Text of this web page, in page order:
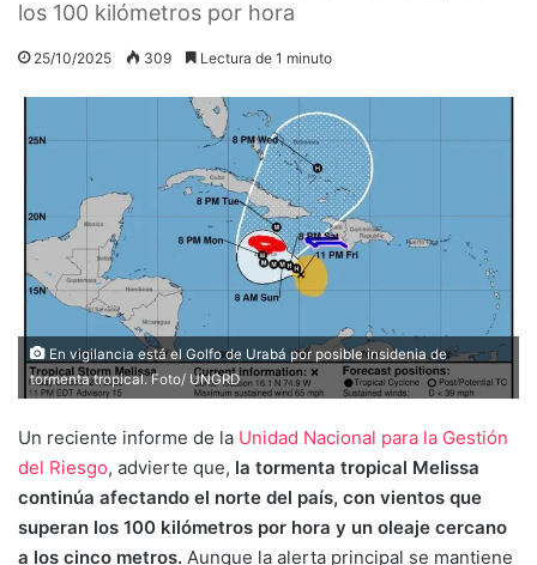
los 100 kilómetros por hora
25/10/2025 309 Lectura de 1 minuto
En vigilancia está el Golfo de Urabá por posible insidenia de
tormenta tropical. Foto/ UNGRD
Un reciente informe de la Unidad Nacional para la Gestión
del Riesgo, advierte que, la tormenta tropical Melissa
continúa afectando el norte del país, con vientos que
superan los 100 kilómetros por hora y un oleaje cercano
a los cinco metros. Aunque la alerta principal se mantiene